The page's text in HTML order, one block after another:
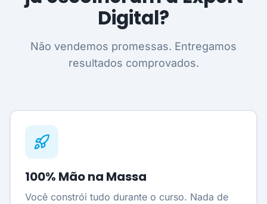
Digital?
Não vendemos promessas. Entregamos
resultados comprovados.
100% Mão na Massa
Você constrói tudo durante o curso. Nada de